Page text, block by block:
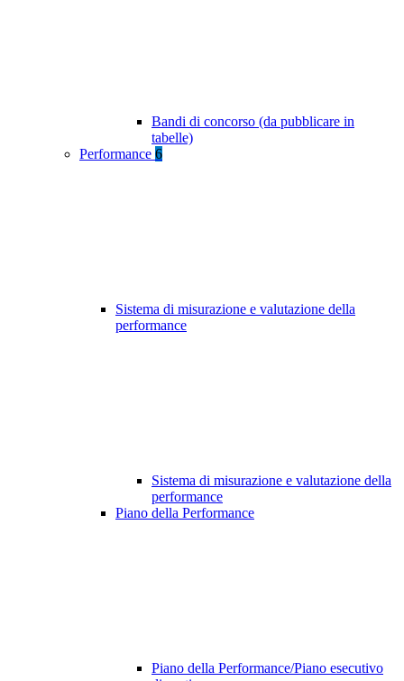
Bandi di concorso (da pubblicare in
tabelle)
Performance 6
Sistema di misurazione e valutazione della
performance
Sistema di misurazione e valutazione della
performance
Piano della Performance
Piano della Performance/Piano esecutivo